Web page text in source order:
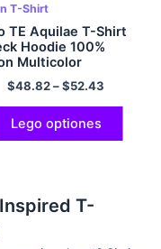
T-Shirt
TE Aquilae T-Shirt
Hoodie 100%
Multicolor
$48.82–$52.43
Lego optiones
T-